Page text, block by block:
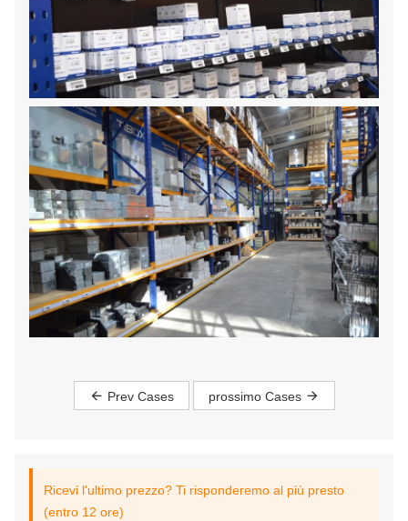
Prev Cases prossimo Cases
Ricevi l'ultimo prezzo? Ti risponderemo al più presto
(entro 12 ore)